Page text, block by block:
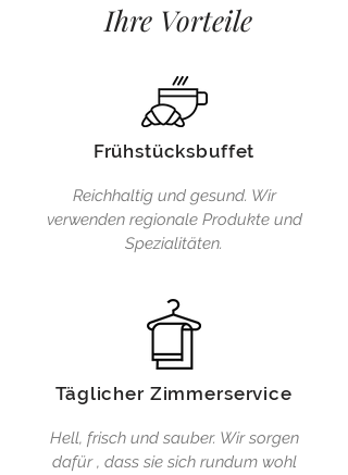
Ihre Vorteile
Frühstücksbuffet
Reichhaltig und gesund. Wir
verwenden regionale Produkte und
Spezialitäten.
Täglicher Zimmerservice
Hell, frisch und sauber. Wir sorgen
dafür , dass sie sich rundum wohl